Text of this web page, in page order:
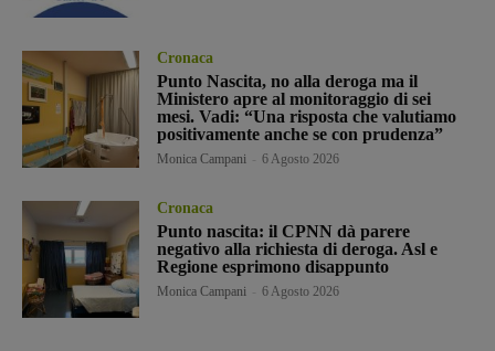
Cronaca
Punto Nascita, no alla deroga ma il
Ministero apre al monitoraggio di sei
mesi. Vadi: “Una risposta che valutiamo
positivamente anche se con prudenza”
Monica Campani 6 Agosto 2026
Cronaca
Punto nascita: il CPNN dà parere
negativo alla richiesta di deroga. Asl e
Regione esprimono disappunto
Monica Campani 6 Agosto 2026